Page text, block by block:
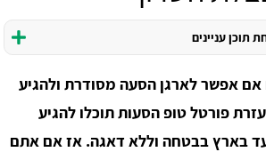
תוכן עניינים
אפשר לארגן הסעה מסודרת ולהגיע
פורטל טופ הסעות תוכלו להגיע
בארץ בבטחה וללא דאגה. אז אם אתם